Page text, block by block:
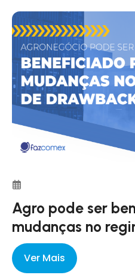
Agro pode ser
mudanças no
Ver Mais